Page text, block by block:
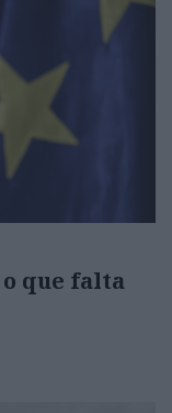
que falta